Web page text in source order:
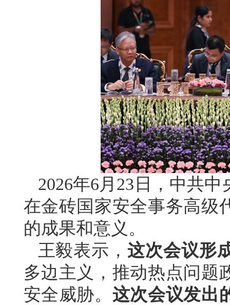
2026年6月23日，中共
在金砖国家安全事务高级
的成果和意义。
王毅表示，这次会议形
多边主义，推动热点问题
安全威胁。 这次会议发出